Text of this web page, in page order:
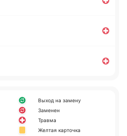
Выход на замену
Заменен
Травма
Желтая карточка